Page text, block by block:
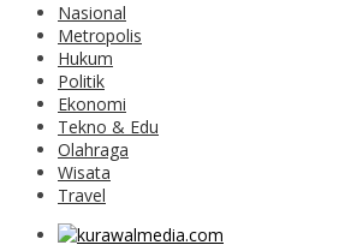
Nasional
Metropolis
Hukum
Politik
Ekonomi
Tekno & Edu
Olahraga
Wisata
Travel